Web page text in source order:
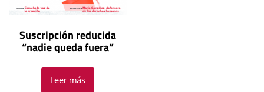
Suscripción reducida
“nadie queda fuera”
Leer más